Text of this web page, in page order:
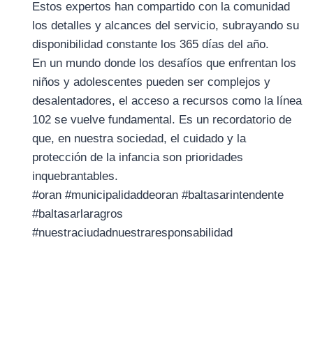
Estos expertos han compartido con la comunidad
los detalles y alcances del servicio, subrayando su
disponibilidad constante los 365 días del año.
En un mundo donde los desafíos que enfrentan los
niños y adolescentes pueden ser complejos y
desalentadores, el acceso a recursos como la línea
102 se vuelve fundamental. Es un recordatorio de
que, en nuestra sociedad, el cuidado y la
protección de la infancia son prioridades
inquebrantables.
#oran #municipalidaddeoran #baltasarintendente
#baltasarlaragros
#nuestraciudadnuestraresponsabilidad